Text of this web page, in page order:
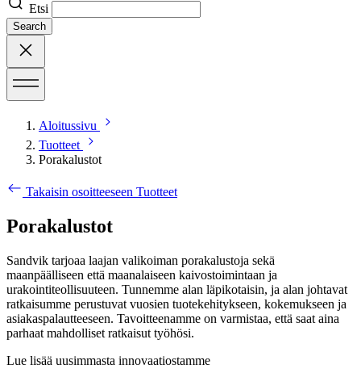
Etsi
Search
Aloitussivu
Tuotteet
Porakalustot
Takaisin osoitteeseen Tuotteet
Porakalustot
Sandvik tarjoaa laajan valikoiman porakalustoja sekä
maanpäälliseen että maanalaiseen kaivostoimintaan ja
urakointiteollisuuteen. Tunnemme alan läpikotaisin, ja alan johtavat
ratkaisumme perustuvat vuosien tuotekehitykseen, kokemukseen ja
asiakaspalautteeseen. Tavoitteenamme on varmistaa, että saat aina
parhaat mahdolliset ratkaisut työhösi.
Lue lisää uusimmasta innovaatiostamme